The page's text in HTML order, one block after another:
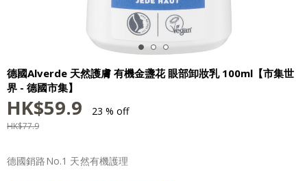
德國Alverde 天然護膚 有機金盞花 眼部卸妝乳 100ml【市集世
界 - 德國市集】
HK$59.9 23 % off
HK$77.9
德國銷路No.1 天然有機護理